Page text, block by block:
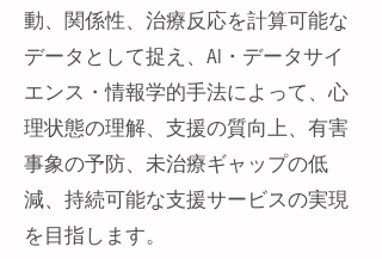
動、関係性、治療反応を計算可能な
データとして捉え、AI・データサイ
エンス・情報学的手法によって、心
理状態の理解、支援の質向上、有害
事象の予防、未治療ギャップの低
減、持続可能な支援サービスの実現
を目指します。